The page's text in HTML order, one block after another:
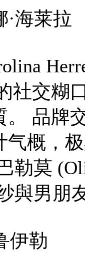
·海莱拉
社交糊
。 品牌
气概，
勒莫
與男朋
伊勒